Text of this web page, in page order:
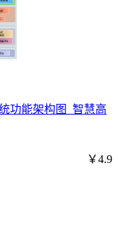
功能架构图_智慧高
￥4.9